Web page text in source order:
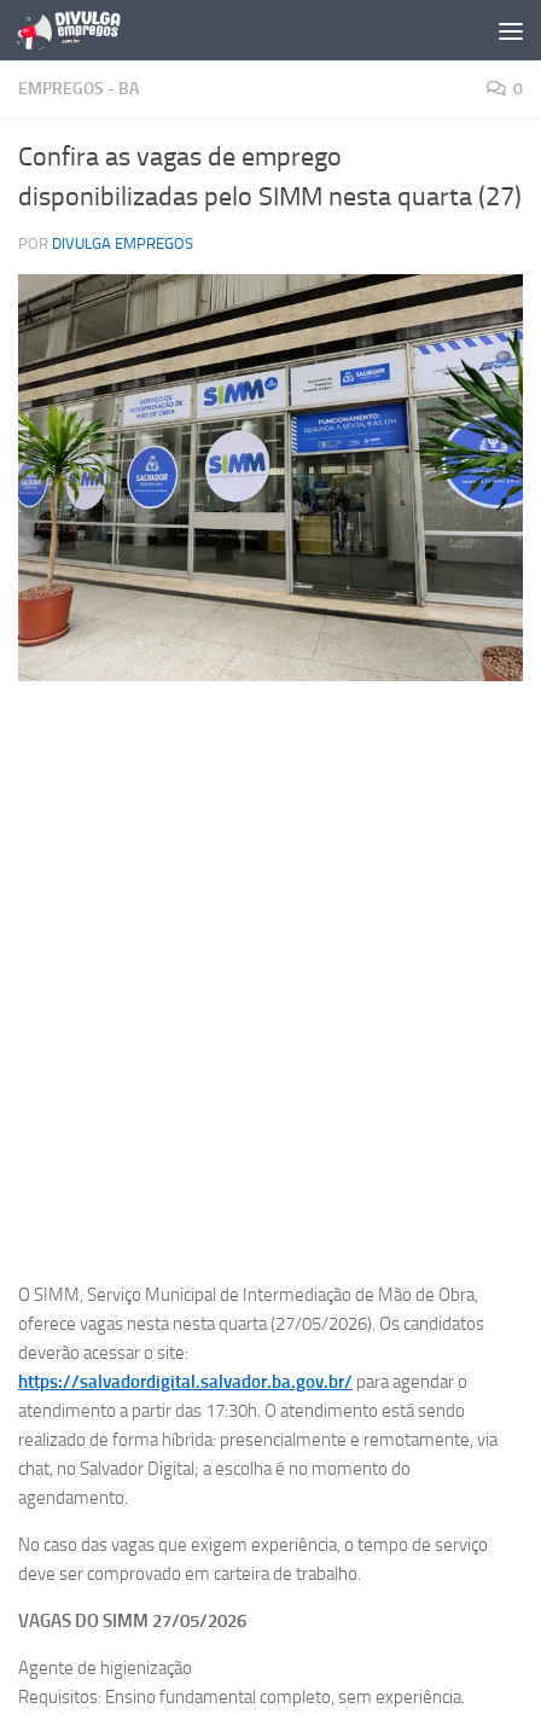
Skip to content
EMPREGOS - BA 0
Confira as vagas de emprego
disponibilizadas pelo SIMM nesta quarta (27)
POR DIVULGA EMPREGOS
O SIMM, Serviço Municipal de Intermediação de Mão de Obra,
oferece vagas nesta nesta quarta (27/05/2026). Os candidatos
deverão acessar o site:
https://salvadordigital.salvador.ba.gov.br/ para agendar o
atendimento a partir das 17:30h. O atendimento está sendo
realizado de forma híbrida: presencialmente e remotamente, via
chat, no Salvador Digital; a escolha é no momento do
agendamento.
No caso das vagas que exigem experiência, o tempo de serviço
deve ser comprovado em carteira de trabalho.
VAGAS DO SIMM 27/05/2026
Agente de higienização
Requisitos: Ensino fundamental completo, sem experiência.